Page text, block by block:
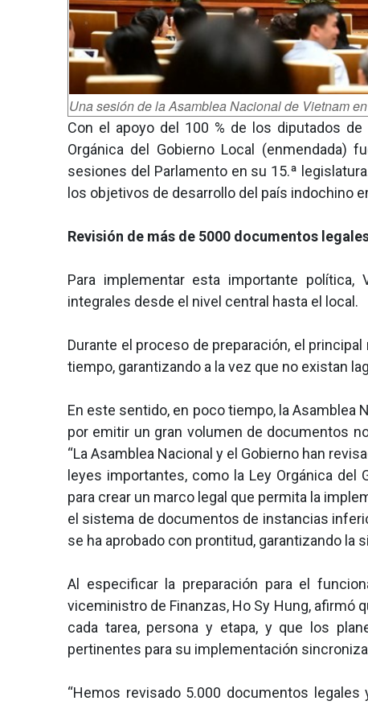
Una sesión de la Asamblea Nacional de Vietnam
Con el apoyo del 100 % de los diputados
Orgánica del Gobierno Local (enmendada)
sesiones del Parlamento en su 15.ª
los objetivos de desarrollo del país indochino
Revisión de más de 5000 documentos
Para implementar esta importante política,
integrales desde el nivel central hasta el local.
Durante el proceso de preparación, el
tiempo, garantizando a la vez que no existan
En este sentido, en poco tiempo, la
por emitir un gran volumen de documentos
“La Asamblea Nacional y el Gobierno han
leyes importantes, como la Ley Orgánica del
para crear un marco legal que permita la
el sistema de documentos de instancias
se ha aprobado con prontitud, garantizando la
Al especificar la preparación para el
viceministro de Finanzas, Ho Sy Hung, afirmó
cada tarea, persona y etapa, y que los
pertinentes para su implementación
“Hemos revisado 5.000 documentos